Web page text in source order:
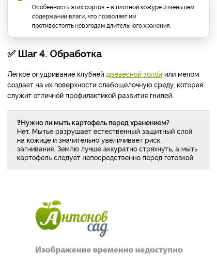
Особенность этих сортов – в плотной кожуре и меньшем
содержании влаги, что позволяет им
противостоять невзгодам длительного хранения.
✅ Шаг 4. Обработка
Легкое опудривание клубней древесной золой или мелом
создает на их поверхности слабощелочную среду, которая
служит отличной профилактикой развития гнилей.
❓Нужно ли мыть картофель перед хранением?
Нет. Мытье разрушает естественный защитный слой
на кожице и значительно увеличивает риск
загнивания. Землю лучше аккуратно стряхнуть, а мыть
картофель следует непосредственно перед готовкой.